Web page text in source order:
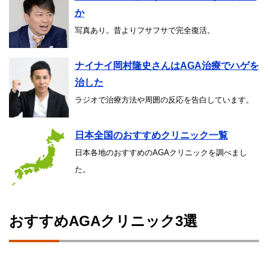
か
写真あり。昔よりフサフサで完全復活。
ナイナイ岡村隆史さんはAGA治療でハゲを
治した
ラジオで治療方法や周囲の反応を告白しています。
日本全国のおすすめクリニック一覧
日本各地のおすすめのAGAクリニックを調べまし
た。
おすすめAGAクリニック3選